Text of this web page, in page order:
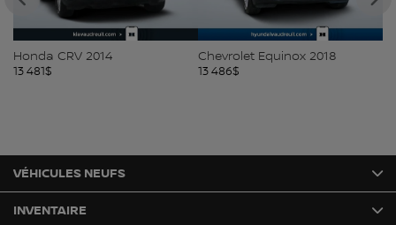
Honda CRV 2014
13 481$
Chevrolet Equinox 2018
13 486$
VÉHICULES NEUFS
INVENTAIRE